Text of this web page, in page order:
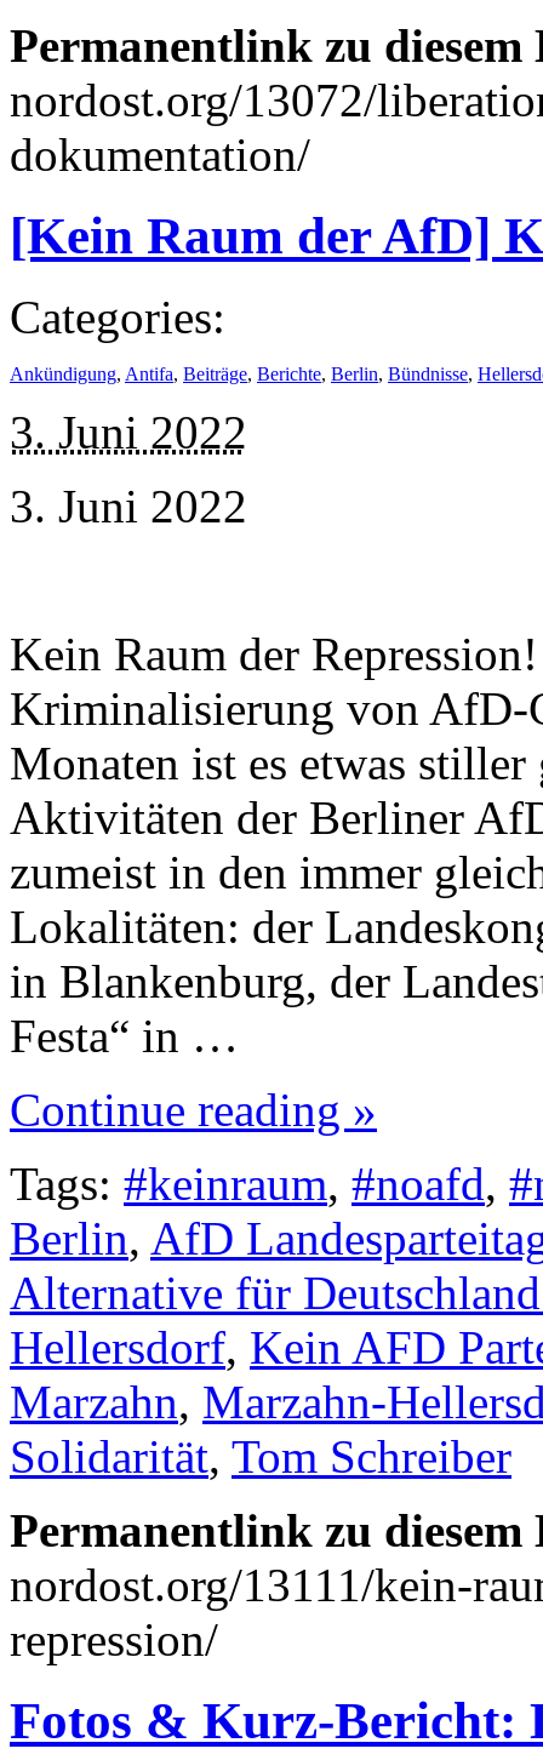
Permanentlink zu
nordost.org/13072/
dokumentation/
[Kein Raum der AfD]
Categories:
Ankündigung, Antifa, Beiträge, Berichte, Berlin, Bündnisse,
3. Juni 2022
3. Juni 2022
Kein Raum der
Kriminalisierung von AfD-
Monaten ist es etwas
Aktivitäten der Berliner
zumeist in den immer
Lokalitäten: der
in Blankenburg, der
Festa“ in …
Continue reading »
Tags: #keinraum, #noafd,
Berlin, AfD
Alternative für
Hellersdorf, Kein AFD
Marzahn, Marzahn-
Solidarität, Tom Schreiber
Permanentlink zu
nordost.org/13111/kein-
repression/
Fotos & Kurz-Bericht: